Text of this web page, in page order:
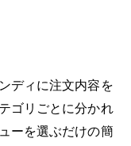
ディに注文内容を
ゴリごとに分かれ
ーを選ぶだけの簡